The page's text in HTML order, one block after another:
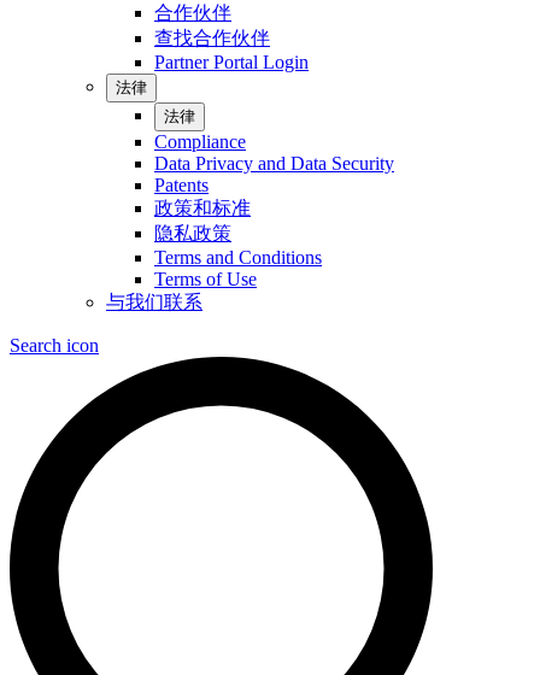
合作伙伴
查找合作伙伴
Partner Portal Login
法律
法律
Compliance
Data Privacy and Data Security
Patents
政策和标准
隐私政策
Terms and Conditions
Terms of Use
与我们联系
Search icon